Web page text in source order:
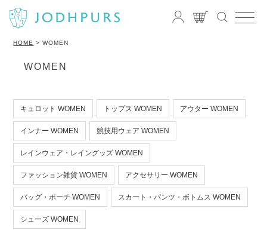
HOME WOMEN
WOMEN
キュロット WOMEN トップス WOMEN アウター WOMEN
インナー WOMEN 競技用ウェア WOMEN
レインウェア・レイングッズ WOMEN
ファッション雑貨 WOMEN アクセサリー WOMEN
バッグ・ポーチ WOMEN スカート・パンツ・ボトムス WOMEN
シューズ WOMEN